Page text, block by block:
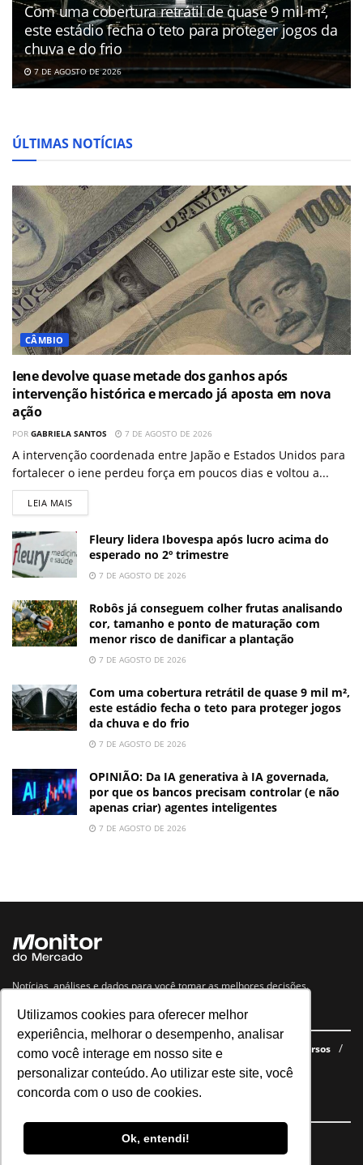
Utilizamos cookies para oferecer melhor
experiência, melhorar o desempenho, analisar
como você interage em nosso site e
personalizar conteúdo. Ao utilizar este site, você
concorda com o uso de cookies.
Ok, entendi!
Com uma cobertura retrátil de quase 9 mil m²,
este estádio fecha o teto para proteger jogos da
chuva e do frio
7 DE AGOSTO DE 2026
ÚLTIMAS NOTÍCIAS
CÂMBIO
Iene devolve quase metade dos ganhos após
intervenção histórica e mercado já aposta em nova
ação
POR GABRIELA SANTOS 7 DE AGOSTO DE 2026
A intervenção coordenada entre Japão e Estados Unidos para
fortalecer o iene perdeu força em poucos dias e voltou a...
LEIA MAIS
Fleury lidera Ibovespa após lucro acima do
esperado no 2º trimestre
7 DE AGOSTO DE 2026
Robôs já conseguem colher frutas analisando
cor, tamanho e ponto de maturação com
menor risco de danificar a plantação
7 DE AGOSTO DE 2026
Com uma cobertura retrátil de quase 9 mil m²,
este estádio fecha o teto para proteger jogos
da chuva e do frio
7 DE AGOSTO DE 2026
OPINIÃO: Da IA generativa à IA governada,
por que os bancos precisam controlar (e não
apenas criar) agentes inteligentes
7 DE AGOSTO DE 2026
Notícias, análises e dados para você tomar as melhores decisões.
Navegue no site
Últimas notícias Quem somos E-books gratuitos
Cursos
Política de privacidade